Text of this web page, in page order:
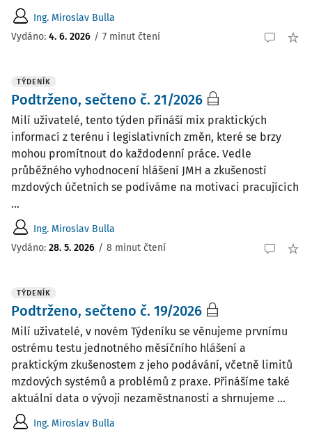
Ing. Miroslav Bulla
Vydáno: 4. 6. 2026 / 7 minut čtení
TÝDENÍK
Podtrženo, sečteno č. 21/2026
Milí uživatelé, tento týden přináší mix praktických
informací z terénu i legislativních změn, které se brzy
mohou promítnout do každodenní práce. Vedle
průběžného vyhodnocení hlášení JMH a zkušeností
mzdových účetních se podíváme na motivaci pracujících
...
Ing. Miroslav Bulla
Vydáno: 28. 5. 2026 / 8 minut čtení
TÝDENÍK
Podtrženo, sečteno č. 19/2026
Milí uživatelé, v novém Týdeníku se věnujeme prvnímu
ostrému testu jednotného měsíčního hlášení a
praktickým zkušenostem z jeho podávání, včetně limitů
mzdových systémů a problémů z praxe. Přinášíme také
aktuální data o vývoji nezaměstnanosti a shrnujeme ...
Ing. Miroslav Bulla